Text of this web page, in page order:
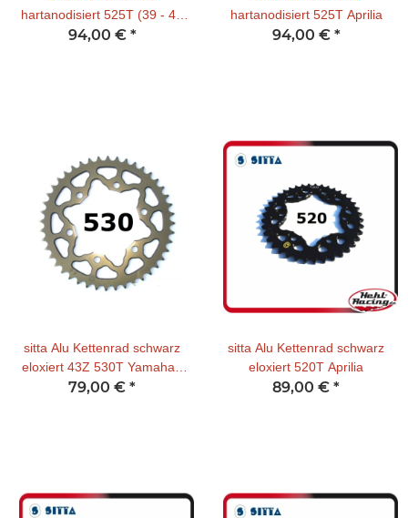
hartanodisiert 525T (39 - 43
Z) Ducati 1199 /1299 / V4
94,00 € *
hartanodisiert 525T Aprilia
94,00 € *
sitta Alu Kettenrad schwarz
eloxiert 43Z 530T Yamaha /
Suzuki / Kawasaki
79,00 € *
sitta Alu Kettenrad schwarz
eloxiert 520T Aprilia
89,00 € *